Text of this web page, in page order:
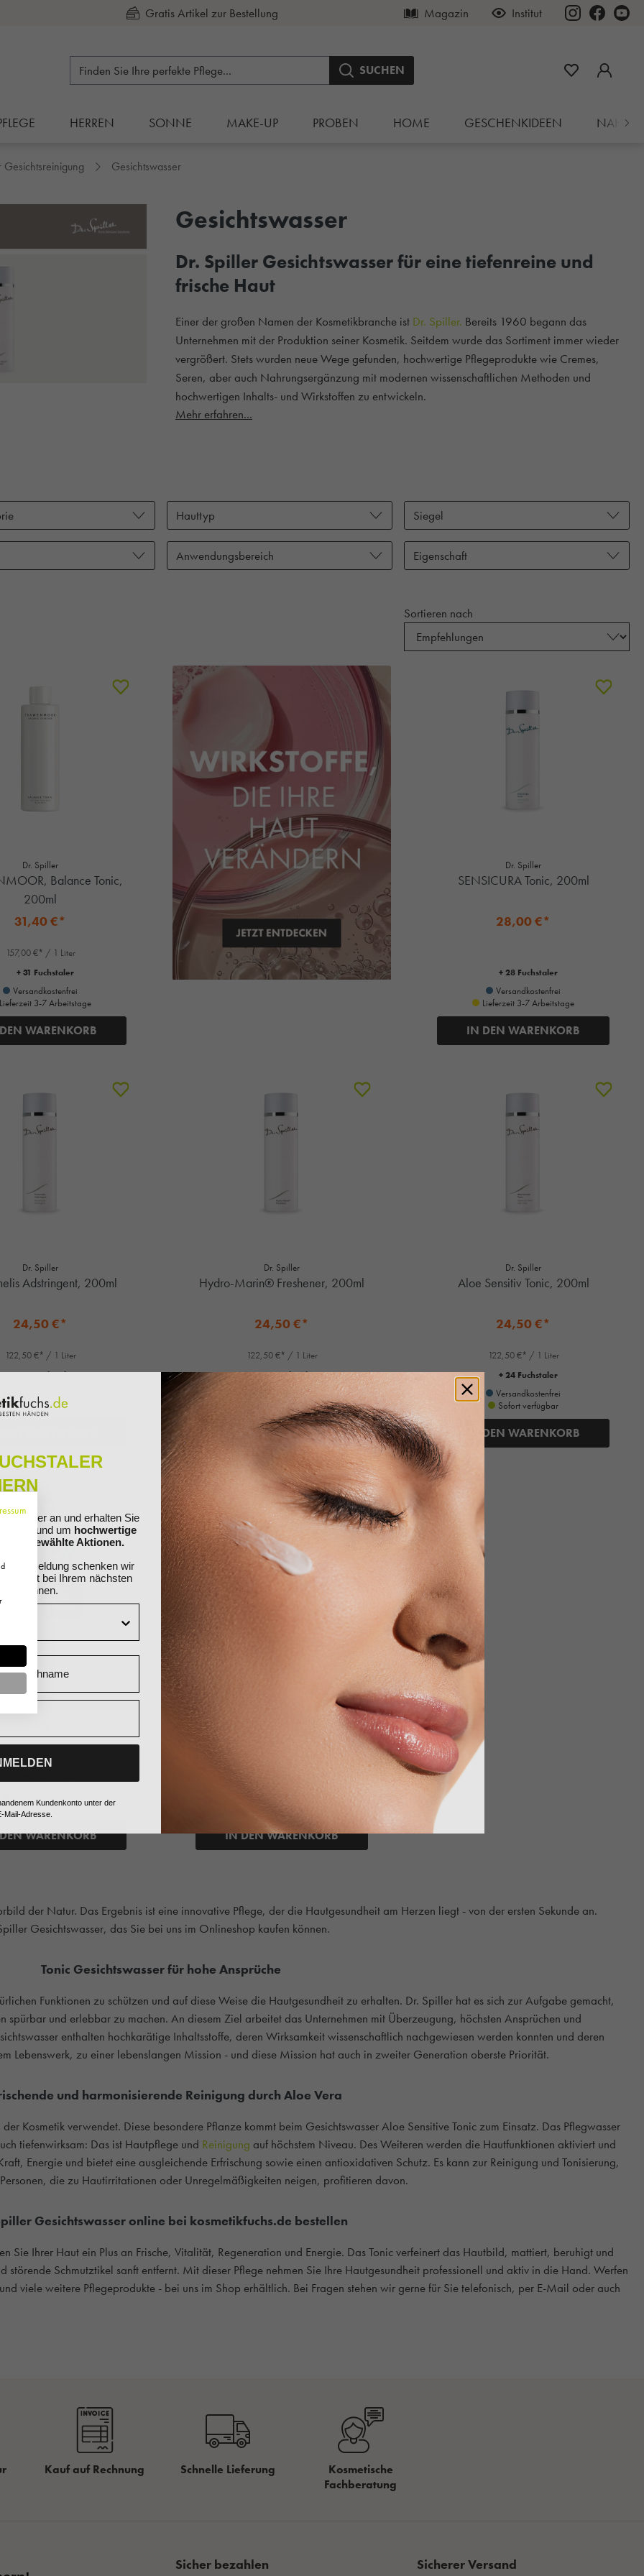
Kauf auf Rechnung Magazin Institut
SUCHEN
HERREN SONNE MAKE-UP PROBEN HOME GESCHENKIDEEN
Gesichtsreinigung Gesichtswasser
Gesichtswasser
Dr. Spiller Gesichtswasser für eine tiefenreine und
frische Haut
Einer der großen Namen der Kosmetikbranche ist Dr. Spiller. Bereits 1960 begann das
Unternehmen mit der Produktion seiner Kosmetik. Seitdem wurde das Sortiment immer wieder
vergrößert. Stets wurden neue Wege gefunden, hochwertige Pflegeprodukte wie Cremes,
Seren, aber auch Nahrungsergänzung mit modernen wissenschaftlichen Methoden und
hochwertigen Inhalts- und Wirkstoffen zu entwickeln.
Mehr erfahren...
Hauttyp Siegel
Anwendungsbereich Eigenschaft
Sortieren nach
Dr. Spiller
Balance Tonic,
200ml
31,40 €*
157,00 €* / 1 Liter
+ 31 Fuchstaler
Versandkostenfrei
Lieferzeit 3-7 Arbeitstage
WARENKORB
Dr. Spiller
SENSICURA Tonic, 200ml
28,00 €*
+ 28 Fuchstaler
Versandkostenfrei
Lieferzeit 3-7 Arbeitstage
IN DEN WARENKORB
Dr. Spiller
Adstringent, 200ml
24,50 €*
122,50 €* / 1 Liter
+ 24 Fuchstaler
Versandkostenfrei
Sofort verfügbar
Dr. Spiller
Hydro-Marin® Freshener, 200ml
24,50 €*
122,50 €* / 1 Liter
+ 24 Fuchstaler
Versandkostenfrei
Sofort verfügbar
IN DEN WARENKORB
Dr. Spiller
Aloe Sensitiv Tonic, 200ml
24,50 €*
122,50 €* / 1 Liter
+ 24 Fuchstaler
Versandkostenfrei
Sofort verfügbar
IN DEN WARENKORB
Dr. Spiller
Facial Cleanser, 150ml
152,00 €* / 1 Liter
Sofort verfügbar
WARENKORB
Aloe Sensitiv Tonic, limited Edition,
138,00 €* / 1 Liter
Versandkostenfrei
Sofort verfügbar
IN DEN WARENKORB
der Natur. Das Ergebnis ist eine innovative Pflege, der die Hautgesundheit am Herzen liegt - von der ersten Sekunde an.
Gesichtswasser, das Sie bei uns im Onlineshop kaufen können.
Tonic Gesichtswasser für hohe Ansprüche
Funktionen zu schützen und auf diese Weise die Hautgesundheit zu erhalten. Dr. Spiller hat es sich zur Aufgabe gemacht,
und erlebbar zu machen. An diesem Ziel arbeitet das Unternehmen mit Überzeugung, höchsten Ansprüchen und
enthalten hochkarätige Inhaltsstoffe, deren Wirksamkeit wissenschaftlich nachgewiesen werden konnten und deren
Lebenswerk, zu einer lebenslangen Mission - und diese Mission hat auch in zweiter Generation oberste Priorität.
und harmonisierende Reinigung durch Aloe Vera
Kosmetik verwendet. Diese besondere Pflanze kommt beim Gesichtswasser Aloe Sensitive Tonic zum Einsatz. Das Pflegwasser
tiefenwirksam: Das ist Hautpflege und Reinigung auf höchstem Niveau. Des Weiteren werden die Hautfunktionen aktiviert und
Energie und bietet eine ausgleichende Erfrischung sowie einen antioxidativen Schutz. Es kann zur Reinigung und Tonisierung,
die zu Hautirritationen oder Unregelmäßigkeiten neigen, profitieren davon.
Gesichtswasser online bei kosmetikfuchs.de bestellen
Sie Ihrer Haut ein Plus an Frische, Vitalität, Regeneration und Energie. Das Tonic verfeinert das Hautbild, mattiert, beruhigt und
störende Schmutztikel sanft entfernt. Mit dieser Pflege nehmen Sie Ihre Hautgesundheit professionell und aktiv in die Hand. Werfen
und viele weitere Pflegeprodukte - bei uns im Shop erhältlich. Bei Fragen stehen wir gerne für Sie telefonisch, per E-Mail oder auch
Kauf auf Rechnung Schnelle Lieferung
Kosmetische
Fachberatung
Sicher bezahlen Sicherer Versand
an und erhalten Sie
rund um hochwertige
ausgewählte Aktionen.
Anmeldung schenken wir
direkt bei Ihrem nächsten
können.
Kundenkonto unter der
Mail-Adresse.